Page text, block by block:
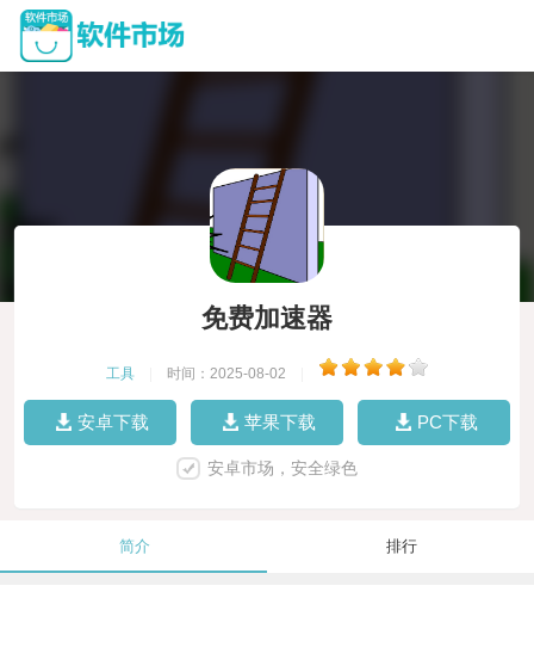
免费加速器
工具 时间：2025-08-02
安卓下载 苹果下载 PC下载
安卓市场，安全绿色
简介 排行